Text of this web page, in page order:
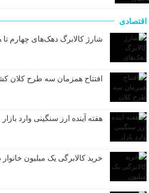
اقتصادی
شارژ کالابرگ دهک‌های چهارم تا هفتم
افتتاح همزمان سه طرح کلان
هفته آینده ارز سنگینی وارد
خرید کالابرگی یک میلیون